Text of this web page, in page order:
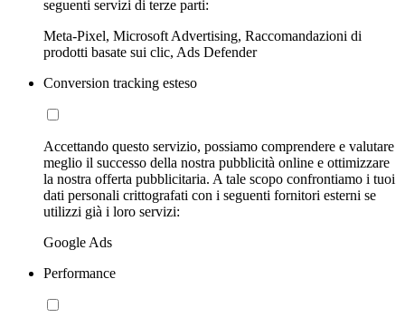
seguenti servizi di terze parti:
Meta-Pixel, Microsoft Advertising, Raccomandazioni di
prodotti basate sui clic, Ads Defender
Conversion tracking esteso
Accettando questo servizio, possiamo comprendere e valutare
meglio il successo della nostra pubblicità online e ottimizzare
la nostra offerta pubblicitaria. A tale scopo confrontiamo i tuoi
dati personali crittografati con i seguenti fornitori esterni se
utilizzi già i loro servizi:
Google Ads
Performance